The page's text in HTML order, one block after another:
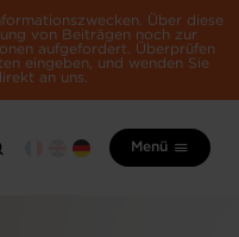
Über diese
von Beiträgen noch zur
aufgefordert. Überprüfen
eingeben, und wenden Sie
an uns.
Menü